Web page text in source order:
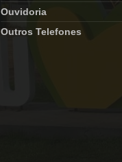
Ouvidoria
Outros Telefones